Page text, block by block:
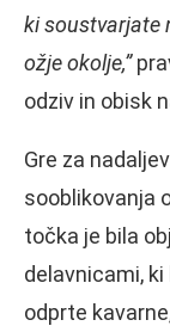
ki soustvarjate
ožje okolje,”
odziv in obisk
Gre za
sooblikovanja
točka je bila
delavnicami,
odprte